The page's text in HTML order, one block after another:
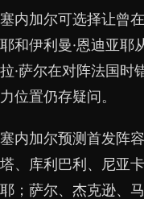
塞内加尔可选择让曾
耶和伊利曼·恩迪亚耶
拉·萨尔在对阵法国时
力位置仍存疑问。
塞内加尔预测首发阵
塔、库利巴利、尼亚
耶；萨尔、杰克逊、马